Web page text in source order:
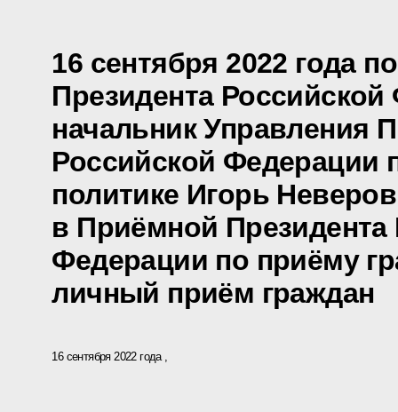
16 сентября 2022 года
Президента
начальник Управления
Российской Федерации
политике Игорь
в Приёмной Президента
Федерации по приёму
личный приём граждан
16 сентября 2022 года